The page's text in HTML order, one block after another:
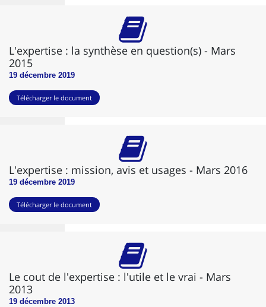
L'expertise : la synthèse en question(s) - Mars
2015
19 décembre 2019
Télécharger le document
L'expertise : mission, avis et usages - Mars 2016
19 décembre 2019
Télécharger le document
Le cout de l'expertise : l'utile et le vrai - Mars
2013
19 décembre 2013